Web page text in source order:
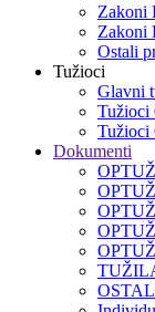
Zakoni
Zakoni
Ostali
Tužioci
Glavni
Tužioci
Tužioci
Dokumenti